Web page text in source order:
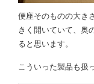
便座そのものの大き
きく開いていて、奥
ると思います。
こういった製品も扱